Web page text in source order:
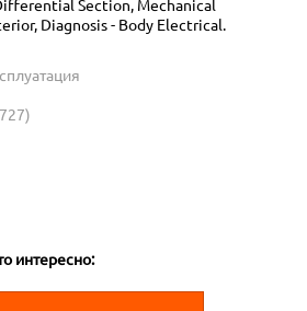
Section, Mechanical
Diagnosis - Body Electrical.
интересно: